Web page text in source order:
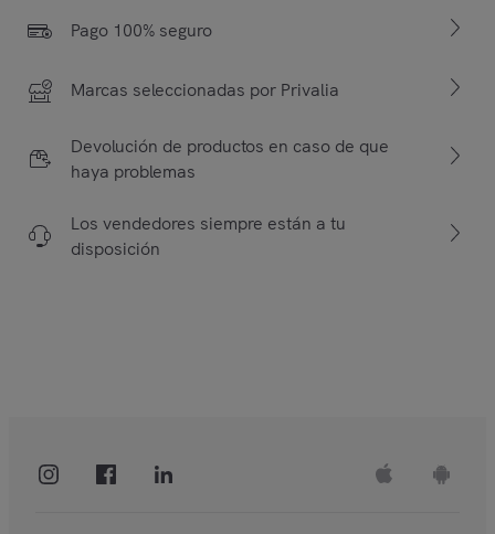
Pago 100% seguro
Marcas seleccionadas por Privalia
Devolución de productos en caso de que
haya problemas
Los vendedores siempre están a tu
disposición